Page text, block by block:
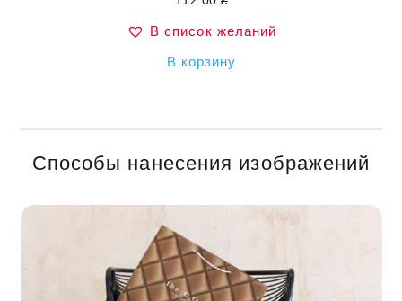
В список желаний
В корзину
Способы нанесения изображений